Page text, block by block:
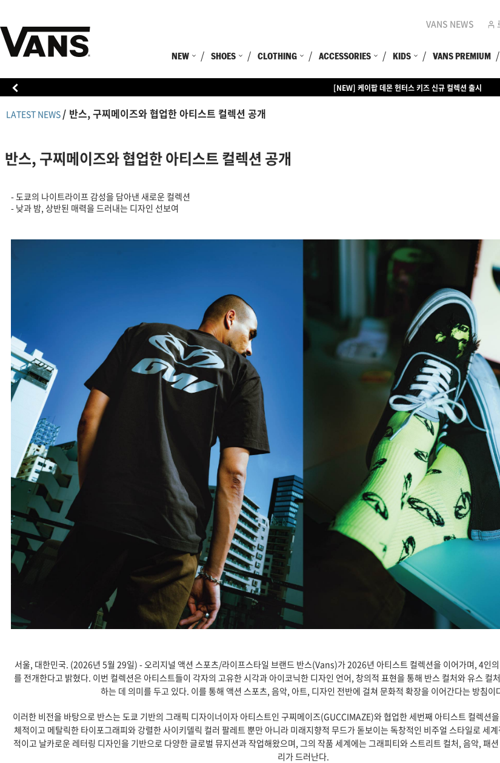
VANS NEWS
NEW SHOES CLOTHING ACCESSORIES KIDS VANS PREMIUM
[EVENT] 15만원 이상 구매 시 쿨러백 증정
LATEST NEWS 반스, 구찌메이즈와 협업한 아티스트 컬렉션 공개
반스, 구찌메이즈와 협업한 아티스트 컬렉션 공개
- 도쿄의 나이트라이프 감성을 담아낸 새로운 컬렉션
- 낮과 밤, 상반된 매력을 드러내는 디자인 선보여
서울, 대한민국. (2026년 5월 29일) - 오리지널 액션 스포츠/라이프스타일 브랜드 반스(Vans)가 2026년 아티스트 컬렉션을 이어가며, 4인
를 전개한다고 밝혔다. 이번 컬렉션은 아티스트들이 각자의 고유한 시각과 아이코닉한 디자인 언어, 창의적 표현을 통해 반스 컬처와 유스 컬
하는 데 의미를 두고 있다. 이를 통해 액션 스포츠, 음악, 아트, 디자인 전반에 걸쳐 문화적 확장을 이어간다는 방침이
이러한 비전을 바탕으로 반스는 도쿄 기반의 그래픽 디자이너이자 아티스트인 구찌메이즈(GUCCIMAZE)와 협업한 세번째 아티스트 컬렉션
체적이고 메탈릭한 타이포그래피와 강렬한 사이키델릭 컬러 팔레트 뿐만 아니라 미래지향적 무드가 돋보이는 독창적인 비주얼 스타일로 세
적이고 날카로운 레터링 디자인을 기반으로 다양한 글로벌 뮤지션과 작업해왔으며, 그의 작품 세계에는 그래피티와 스트리트 컬처, 음악, 패
리가 드러난다.